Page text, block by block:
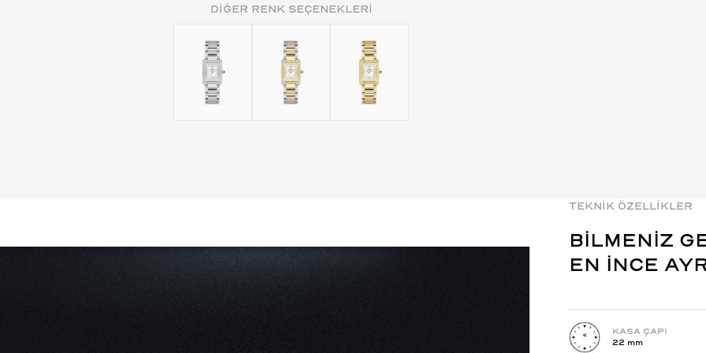
DİĞER RENK SEÇENEKLERİ
TEKNİK ÖZELLİKLER
BİLMENİZ
EN İNCE
KASA ÇAPI
22 mm